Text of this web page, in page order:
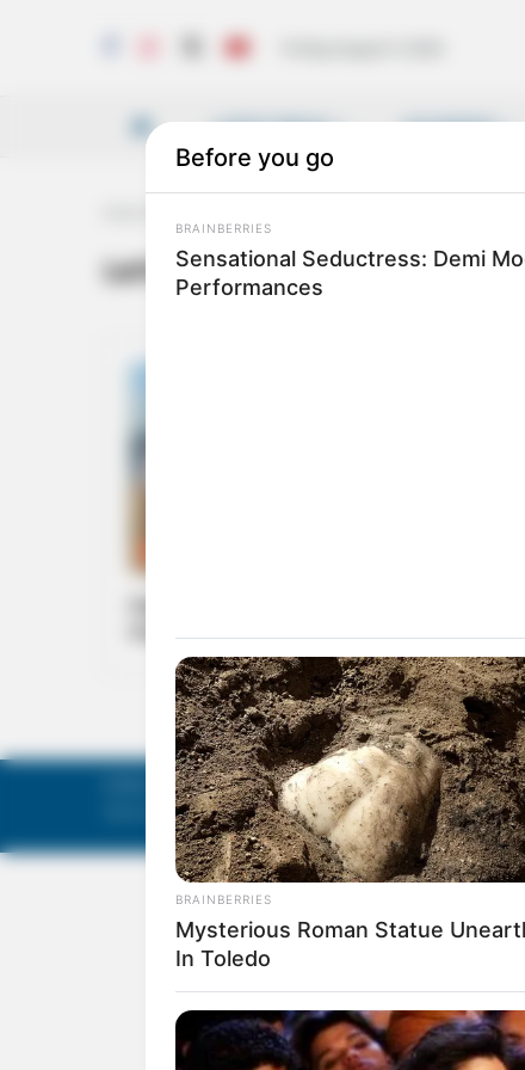
LATEST NEWS VICHARAM
Let’s save the oceans
സപ്തംബര്‍ 21 ന്; സംരക്ഷിക്കാം സമുദ്രങ്ങളെ
Mathruka Pracharanalayam Limited.
Tech-enabled byAnanthapuri Technologies.